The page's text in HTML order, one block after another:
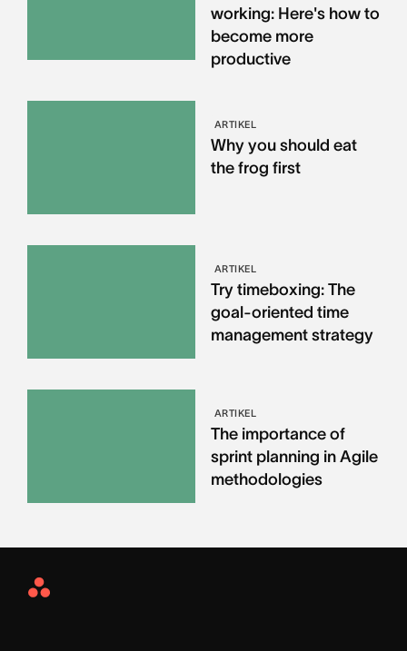
working: Here's how to
become more
productive
ARTIKEL
Why you should eat
the frog first
ARTIKEL
Try timeboxing: The
goal-oriented time
management strategy
ARTIKEL
The importance of
sprint planning in Agile
methodologies
Asana